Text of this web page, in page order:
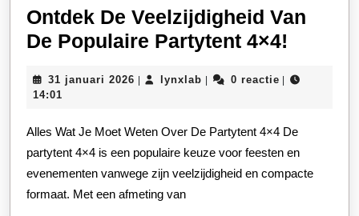
Ontdek De Veelzijdigheid Van
De Populaire Partytent 4×4!
De
31 januari 2026 31
| lynxlab lynxlab
| 0 reactie |
14:01
Alles Wat Je Moet Weten Over De Partytent 4×4 De
partytent 4×4 is een populaire keuze voor feesten en
evenementen vanwege zijn veelzijdigheid en compacte
formaat. Met een afmeting van